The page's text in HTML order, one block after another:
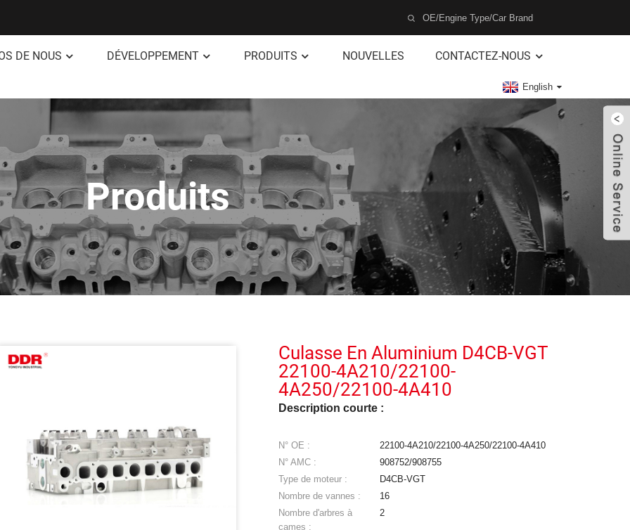
DE NOUS DÉVELOPPEMENT PRODUITS NOUVELLES CONTACTEZ-NOUS
English
Produits
Culasse En Aluminium D4CB-VGT
22100-4A210/22100-
4A250/22100-4A410
Description courte :
N° OE :
22100-4A210/22100-4A250/22100-4A410
N° AMC :
908752/908755
Type de moteur :
D4CB-VGT
Nombre de vannes :
16
Nombre d'arbres à
cames :
2